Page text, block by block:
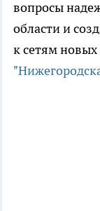
вопросы
области и
к сетям